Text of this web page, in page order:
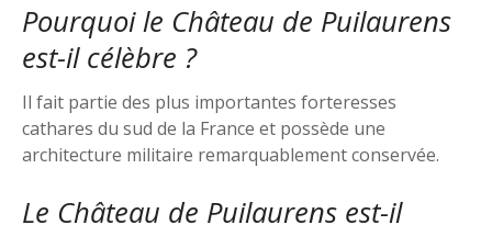
Pourquoi le Château de Puilaurens
est-il célèbre ?
Il fait partie des plus importantes forteresses
cathares du sud de la France et possède une
architecture militaire remarquablement conservée.
Le Château de Puilaurens est-il